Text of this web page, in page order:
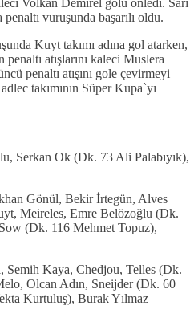
Volkan Demirel golü önledi. Sarı
vuruşunda başarılı oldu.
Kuyt takımı adına gol atarken,
atışlarını kaleci Muslera
penaltı atışını gole çevirmeyi
takımının Süper Kupa`yı
Serkan Ok (Dk. 73 Ali Palabıyık),
Gönül, Bekir İrtegün, Alves
Meireles, Emre Belözoğlu (Dk.
(Dk. 116 Mehmet Topuz),
Semih Kaya, Chedjou, Telles (Dk.
Olcan Adın, Sneijder (Dk. 60
Kurtuluş), Burak Yılmaz